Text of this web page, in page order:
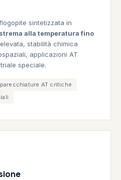
sintetizzata in
alla temperatura fino
stabilità chimica
applicazioni AT
speciale.
AT critiche